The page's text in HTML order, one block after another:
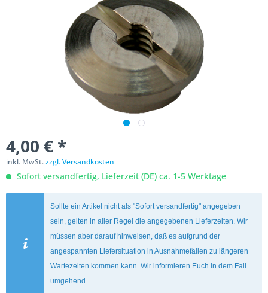
4,00 € *
inkl. MwSt.zzgl. Versandkosten
Sofort versandfertig, Lieferzeit (DE) ca. 1-5 Werktage
Sollte ein Artikel nicht als "Sofort versandfertig" angegeben
sein, gelten in aller Regel die angegebenen Lieferzeiten. Wir
müssen aber darauf hinweisen, daß es aufgrund der
angespannten Liefersituation in Ausnahmefällen zu längeren
Wartezeiten kommen kann. Wir informieren Euch in dem Fall
umgehend.